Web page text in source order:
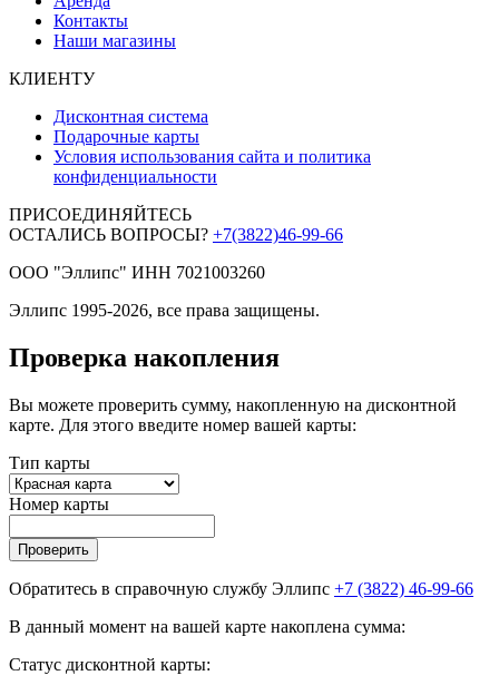
Контакты
Наши магазины
КЛИЕНТУ
Дисконтная система
Подарочные карты
Условия использования сайта и политика
конфиденциальности
ПРИСОЕДИНЯЙТЕСЬ
ОСТАЛИСЬ ВОПРОСЫ? +7(3822)46-99-66
ООО "Эллипс" ИНН 7021003260
Эллипс 1995-2026, все права защищены.
Проверка накопления
Вы можете проверить сумму, накопленную на дисконтной
карте. Для этого введите номер вашей карты:
Тип карты
Номер карты
Проверить
Обратитесь в справочную службу Эллипс +7 (3822) 46-99-66
В данный момент на вашей карте накоплена сумма:
Статус дисконтной карты: